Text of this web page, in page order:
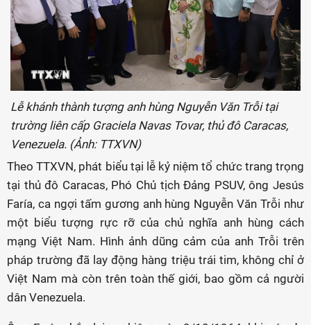
Lễ khánh thành tượng anh hùng Nguyễn Văn Trỗi tại
trường liên cấp Graciela Navas Tovar, thủ đô Caracas,
Venezuela. (Ảnh: TTXVN)
Theo TTXVN, phát biểu tại lễ kỷ niệm tổ chức trang trọng
tại thủ đô Caracas, Phó Chủ tịch Đảng PSUV, ông Jesús
Faría, ca ngợi tấm gương anh hùng Nguyễn Văn Trỗi như
một biểu tượng rực rỡ của chủ nghĩa anh hùng cách
mạng Việt Nam. Hình ảnh dũng cảm của anh Trỗi trên
pháp trường đã lay động hàng triệu trái tim, không chỉ ở
Việt Nam mà còn trên toàn thế giới, bao gồm cả người
dân Venezuela.